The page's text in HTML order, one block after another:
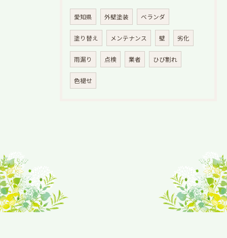
愛知県 外壁塗装 ベランダ
塗り替え メンテナンス 壁 劣化
雨漏り 点検 業者 ひび割れ
色褪せ